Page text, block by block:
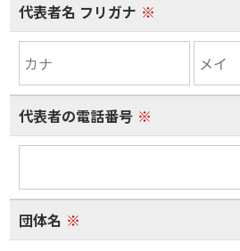
代表者名 フリガナ ※
代表者の電話番号 ※
団体名 ※